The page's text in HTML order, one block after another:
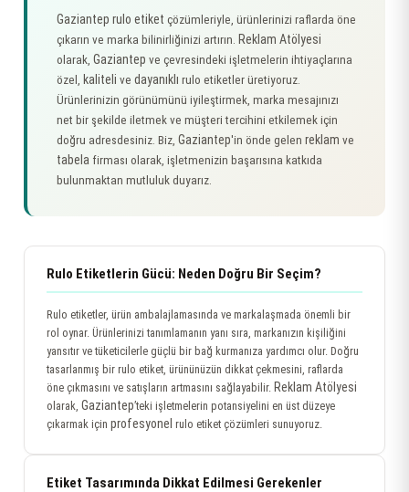
Gaziantep rulo etiket çözümleriyle, ürünlerinizi raflarda öne
çıkarın ve marka bilinirliğinizi artırın. Reklam Atölyesi
olarak, Gaziantep ve çevresindeki işletmelerin ihtiyaçlarına
özel, kaliteli ve dayanıklı rulo etiketler üretiyoruz.
Ürünlerinizin görünümünü iyileştirmek, marka mesajınızı
net bir şekilde iletmek ve müşteri tercihini etkilemek için
doğru adresdesiniz. Biz, Gaziantep'in önde gelen reklam ve
tabela firması olarak, işletmenizin başarısına katkıda
bulunmaktan mutluluk duyarız.
Rulo Etiketlerin Gücü: Neden Doğru Bir Seçim?
Rulo etiketler, ürün ambalajlamasında ve markalaşmada önemli bir
rol oynar. Ürünlerinizi tanımlamanın yanı sıra, markanızın kişiliğini
yansıtır ve tüketicilerle güçlü bir bağ kurmanıza yardımcı olur. Doğru
tasarlanmış bir rulo etiket, ürününüzün dikkat çekmesini, raflarda
öne çıkmasını ve satışların artmasını sağlayabilir. Reklam Atölyesi
olarak, Gaziantep’teki işletmelerin potansiyelini en üst düzeye
çıkarmak için profesyonel rulo etiket çözümleri sunuyoruz.
Etiket Tasarımında Dikkat Edilmesi Gerekenler